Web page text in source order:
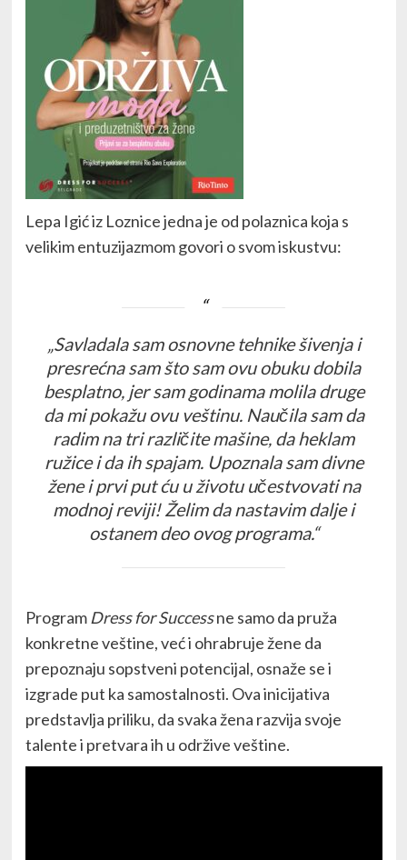
Lepa Igić iz Loznice jedna je od polaznica koja s
velikim entuzijazmom govori o svom iskustvu:
„Savladala sam osnovne tehnike šivenja i
presrećna sam što sam ovu obuku dobila
besplatno, jer sam godinama molila druge
da mi pokažu ovu veštinu. Naučila sam da
radim na tri različite mašine, da heklam
ružice i da ih spajam. Upoznala sam divne
žene i prvi put ću u životu učestvovati na
modnoj reviji! Želim da nastavim dalje i
ostanem deo ovog programa.“
Program Dress for Successne samo da pruža
konkretne veštine, već i ohrabruje žene da
prepoznaju sopstveni potencijal, osnaže se i
izgrade put ka samostalnosti. Ova inicijativa
predstavlja priliku, da svaka žena razvija svoje
talente i pretvara ih u održive veštine.